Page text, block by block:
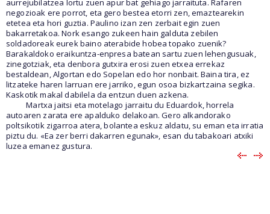
aurrejubilatzea lortu zuen apur bat gehiago jarraituta. Rafaren
negozioak ere porrot, eta gero bestea etorri zen, emaztearekin
etetea eta hori guztia. Paulino izan zen zerbait egin zuen
bakarretakoa. Nork esango zukeen hain galduta zebilen
soldadoreak eurek baino aterabide hobea topako zuenik?
Barakaldoko eraikuntza-enpresa batean sartu zuen lehengusuak,
zinegotziak, eta denbora gutxira erosi zuen etxea errekaz
bestaldean, Algortan edo Sopelan edo hor nonbait. Baina tira, ez
litzateke haren larruan ere jarriko, egun osoa bizkartzaina segika.
Kaskotik makal dabilela da entzun duen azkena.
Martxa jaitsi eta motelago jarraitu du Eduardok, horrela
autoaren zarata ere apalduko delakoan. Gero alkandorako
poltsikotik zigarroa atera, bolantea eskuz aldatu, su eman eta irratia
piztu du. «Ea zer berri dakarren egunak», esan du tabakoari atxiki
luzea emanez gustura.